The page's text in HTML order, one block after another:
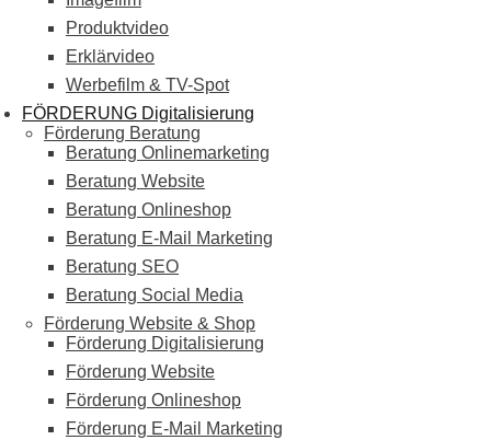
Produktvideo
Erklärvideo
Werbefilm & TV-Spot
FÖRDERUNG Digitalisierung
Förderung Beratung
Beratung Onlinemarketing
Beratung Website
Beratung Onlineshop
Beratung E-Mail Marketing
Beratung SEO
Beratung Social Media
Förderung Website & Shop
Förderung Digitalisierung
Förderung Website
Förderung Onlineshop
Förderung E-Mail Marketing